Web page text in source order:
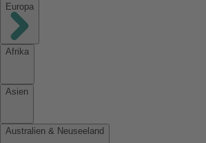
Europa
Afrika
Asien
Australien & Neuseeland